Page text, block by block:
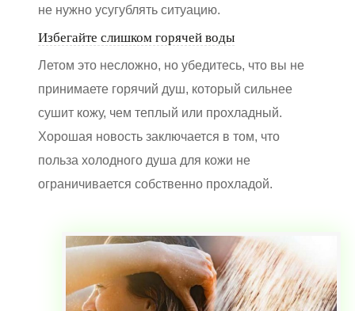
не нужно усугублять ситуацию.
Избегайте слишком горячей воды
Летом это несложно, но убедитесь, что вы не
принимаете горячий душ, который сильнее
сушит кожу, чем теплый или прохладный.
Хорошая новость заключается в том, что
польза холодного душа для кожи не
ограничивается собственно прохладой.